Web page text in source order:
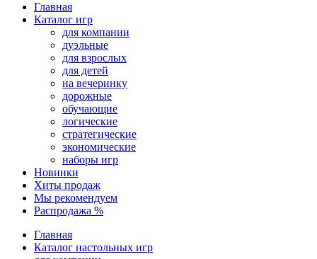
Главная
Каталог игр
для компании
дуэльные
для взрослых
для детей
на вечеринку
дорожные
обучающие
логические
стратегические
экономические
наборы игр
Новинки
Хиты продаж
Мы рекомендуем
Распродажа %
Главная
Каталог настольных игр